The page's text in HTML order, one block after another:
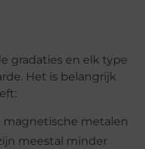
gradaties en elk type
Het is belangrijk
magnetische metalen
meestal minder